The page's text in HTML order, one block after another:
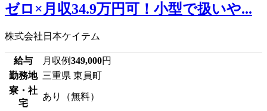
ゼロ×月収34.9万円可！小型で扱いや...
株式会社日本ケイテム
給与 月収例349,000円
勤務地 三重県 東員町
寮・社
宅
あり（無料）